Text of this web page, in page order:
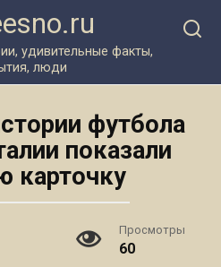
удивительные факты,
люди
футбола
показали
карточку
Просмотры
60